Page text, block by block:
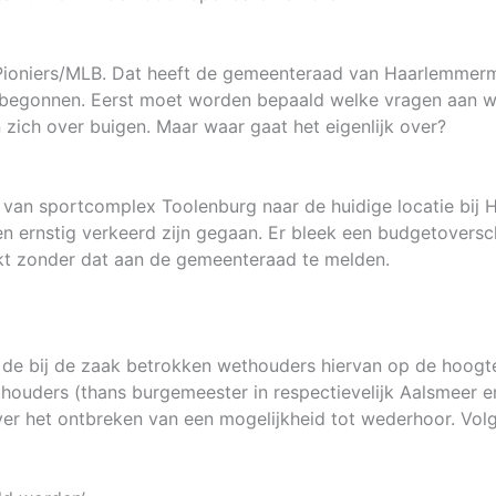
MLB. Dat heeft de gemeenteraad van
Eerst moet worden bepaald welke vragen aan
over buigen. Maar waar gaat het eigenlijk over?
sportcomplex Toolenburg naar de huidige locatie bij
ernstig verkeerd zijn gegaan. Er bleek een
dat aan de gemeenteraad te melden.
bij de zaak betrokken wethouders hiervan op de
(thans burgemeester in respectievelijk Aalsmeer
het ontbreken van een mogelijkheid tot wederhoor.